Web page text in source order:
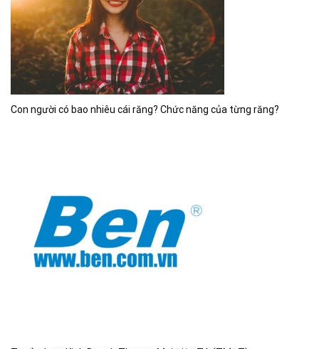
Con người có bao nhiêu cái răng? Chức năng của từng răng?